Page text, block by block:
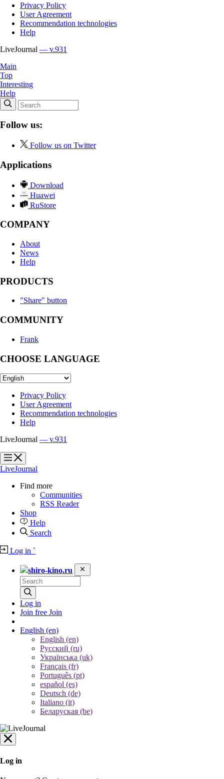
Privacy Policy
User Agreement
Recommendation technologies
Help
LiveJournal — v.931
Main
Top
Interesting
Help
Follow us:
Follow us on Twitter
Applications
Download
Huawei
RuStore
COMPANY
About
News
Help
PRODUCTS
"Share" button
COMMUNITY
Frank
CHOOSE LANGUAGE
Privacy Policy
User Agreement
Recommendation technologies
Help
LiveJournal — v.931
?
?
LiveJournal
Find more
Communities
RSS Reader
Shop
Help
Search
Log in `
shiro-kino.ru
Log in
Join free Join
English (en)
English (en)
Русский (ru)
Українська (uk)
Français (fr)
Português (pt)
español (es)
Deutsch (de)
Italiano (it)
Беларуская (be)
Log in